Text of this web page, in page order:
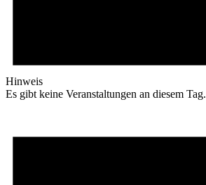
Hinweis
Es gibt keine Veranstaltungen an diesem Tag.